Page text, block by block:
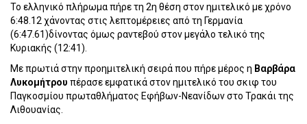
Το ελληνικό πλήρωμα πήρε τη 2η θέση στον ημιτελικό με χρόνο
6:48.12 χάνοντας στις λεπτομέρειες από τη Γερμανία
(6:47.61)δίνοντας όμως ραντεβού στον μεγάλο τελικό της
Κυριακής (12:41).
Με πρωτιά στην προημιτελική σειρά που πήρε μέρος η Βαρβάρα
Λυκομήτρου πέρασε εμφατικά στον ημιτελικό του σκιφ του
Παγκοσμίου πρωταθλήματος Εφήβων-Νεανίδων στο Τρακάι της
Λιθουανίας.